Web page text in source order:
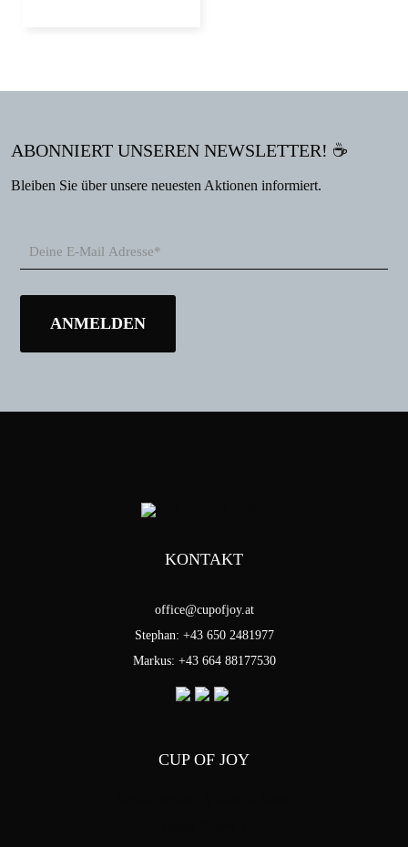
ABONNIERT UNSEREN NEWSLETTER! ☕
Bleiben Sie über unsere neuesten Aktionen informiert.
KONTAKT
office@cupofjoy.at
Stephan: +43 650 2481977
Markus: +43 664 88177530
CUP OF JOY